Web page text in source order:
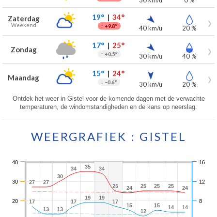
Zaterdag
Weekend
19°| 34°
↑ +9.8° 40 km/u 20 %
Zondag 17°| 25°
↑ +0.5° 30 km/u 40 %
Maandag 15°| 24°
↓ −0.6° 30 km/u 20 %
Ontdek het weer in Gistel voor de komende dagen met de verwachte
temperaturen, de windomstandigheden en de kans op neerslag.
WEERGRAFIEK : GISTEL
27
27 27
27
30
30
34
34 35
35 34
34
25
25 24
24 25
25 25
25 25
25 24
24
17
17
13
13 13
13
17
17
19
19 19
19
17
17
15
15
12
12
15
15 14
14 14
14
20
30
40
8
12
16